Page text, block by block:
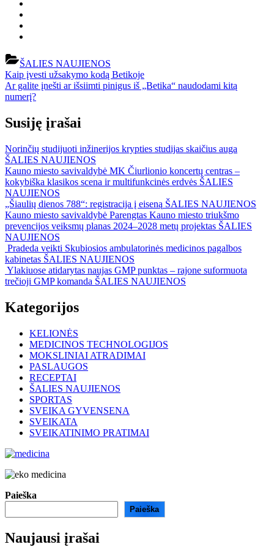
ŠALIES NAUJIENOS
Navigacija
tarp
Previous
Post:
Kaip įvesti užsakymo kodą Betikoje
Next
Post:
Ar galite įnešti ar išsiimti pinigus iš „Betika“ naudodami kitą
numerį?
Susiję įrašai
Norinčių studijuoti inžinerijos krypties studijas skaičius auga
ŠALIES NAUJIENOS
Kauno miesto savivaldybė MK Čiurlionio koncertų centras –
kokybiška klasikos scena ir multifunkcinės erdvės ŠALIES
NAUJIENOS
„Šiaulių dienos 788“: registracija į eiseną ŠALIES NAUJIENOS
Kauno miesto savivaldybė Parengtas Kauno miesto triukšmo
prevencijos veiksmų planas 2024–2028 metų projektas ŠALIES
NAUJIENOS
Pradeda veikti Skubiosios ambulatorinės medicinos pagalbos
kabinetas ŠALIES NAUJIENOS
Ylakiuose atidarytas naujas GMP punktas – rajone suformuota
trečioji GMP komanda ŠALIES NAUJIENOS
Kategorijos
KELIONĖS
MEDICINOS TECHNOLOGIJOS
MOKSLINIAI ATRADIMAI
PASLAUGOS
RECEPTAI
ŠALIES NAUJIENOS
SPORTAS
SVEIKA GYVENSENA
SVEIKATA
SVEIKATINIMO PRATIMAI
Paieška
Paieška
Naujausi įrašai